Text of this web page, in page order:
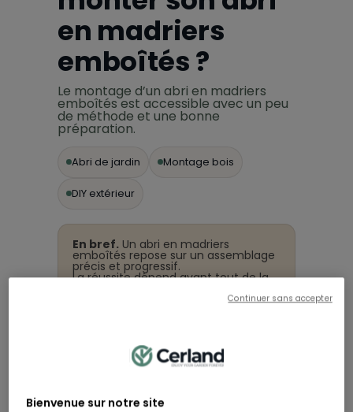
en madriers
emboîtés ?
Le montage d’un abri en madriers
emboîtés est accessible avec un peu
de méthode et une bonne
préparation.
Abri de jardin Montage bois
DIY extérieur
En bref. Un abri en madriers
emboîtés repose sur un assemblage
précis et progressif.
La réussite dépend avant tout de la
Préparer le terrain
avant le montage
Bienvenue sur notre site
Continuer sans accepter